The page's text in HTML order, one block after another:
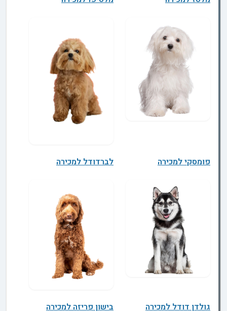
פומסקי למכירה לברדודל למכירה
גולדן דודל למכירה בישון פריזה למכירה